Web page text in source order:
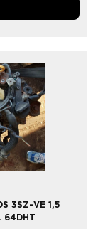
3SZ-VE 1,5